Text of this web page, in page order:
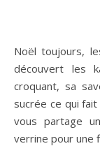
Noël toujours, les fêtes avec une pointe d’exotisme. J’ai
découvert les
croquant, sa
sucrée ce qui
vous partage
verrine pour une